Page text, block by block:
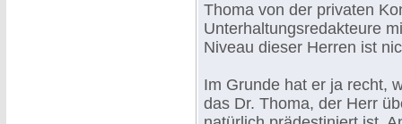
Thoma von der privaten
Unterhaltungsredakteure
Niveau dieser Herren ist
Im Grunde hat er ja recht,
das Dr. Thoma, der Herr